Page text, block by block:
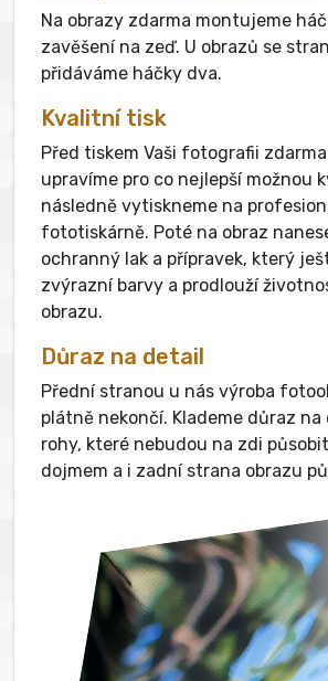
Na obrazy zdarma montujeme
zavěšení na zeď. U obrazů se
přidáváme háčky dva.
Kvalitní tisk
Před tiskem Vaši fotografii
upravíme pro co nejlepší možnou
následně vytiskneme na
fototiskárně. Poté na obraz
ochranný lak a přípravek, který
zvýrazní barvy a prodlouží
obrazu.
Důraz na detail
Přední stranou u nás výroba
plátně nekončí. Klademe důraz
rohy, které nebudou na zdi
dojmem a i zadní strana obrazu